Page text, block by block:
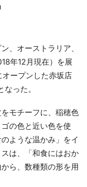
、オーストラリア、
年12月現在）を展
ープンした赤坂店
った。
モチーフに、稲穂色
の色と近い色を使
ような温かみ」をイ
は、「和食にはおか
ら、数種類の形を用